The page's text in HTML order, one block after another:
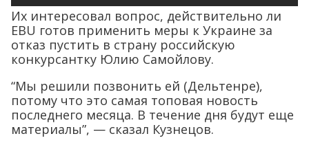
Их интересовал вопрос, действительно ли
EBU готов применить меры к Украине за
отказ пустить в страну российскую
конкурсантку Юлию Самойлову.
“Мы решили позвонить ей (Дельтенре),
потому что это самая топовая новость
последнего месяца. В течение дня будут еще
материалы”, — сказал Кузнецов.